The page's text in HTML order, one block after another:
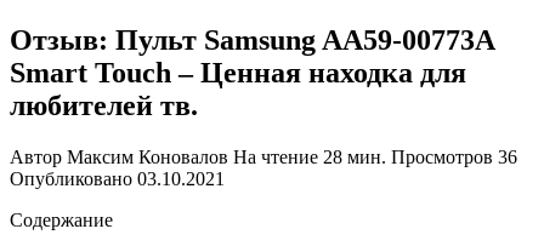
Отзыв: Пульт Samsung AA59-00773A
Smart Touch – Ценная находка для
любителей тв.
Автор Максим Коновалов На чтение 28 мин. Просмотров 36
Опубликовано 03.10.2021
Содержание